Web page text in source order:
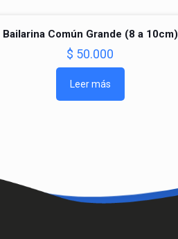
Bailarina Común Grande (8 a 10cm)
$ 50.000
Leer más